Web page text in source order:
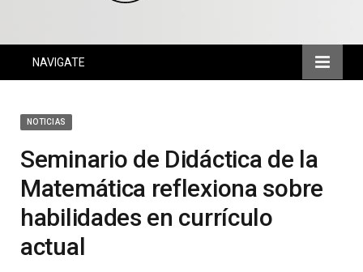
NAVIGATE
NOTICIAS
Seminario de Didáctica de la
Matemática reflexiona sobre
habilidades en currículo
actual